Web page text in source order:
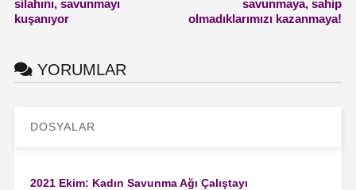
silahını, savunmayı
kuşanıyor
savunmaya, sahip
olmadıklarımızı kazanmaya!
YORUMLAR
DOSYALAR
2021 Ekim: Kadın Savunma Ağı Çalıştayı